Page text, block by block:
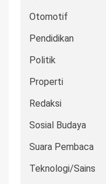
Otomotif
Pendidikan
Politik
Properti
Redaksi
Sosial Budaya
Suara Pembaca
Teknologi/Sains